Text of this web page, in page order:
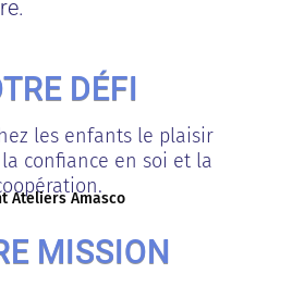
DÉFI
les enfants le plaisir
la confiance en soi et la
MISSION